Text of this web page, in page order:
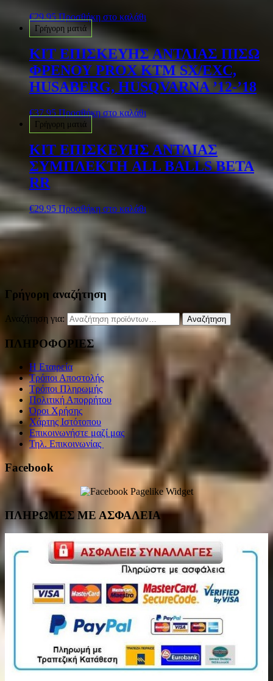
€29.95 Προσθήκη στο καλάθι
Γρήγορη ματιά
ΚΙΤ ΕΠΙΣΚΕΥΗΣ ΑΝΤΛΙΑΣ ΠΙΣΩ
ΦΡΕΝΟΥ PROX KTM SX/EXC,
HUSABERG, HUSQVARNA ’12-’18
€37.95 Προσθήκη στο καλάθι
Γρήγορη ματιά
ΚΙΤ ΕΠΙΣΚΕΥΗΣ ΑΝΤΛΙΑΣ
ΣΥΜΠΛΕΚΤΗ ALL BALLS BETA
RR
€29.95 Προσθήκη στο καλάθι
Γρήγορη αναζήτηση
Αναζήτηση για: Αναζήτηση
ΠΛΗΡΟΦΟΡΙΕΣ
Η Εταιρεία
Τρόποι Αποστολής
Τρόποι Πληρωμής
Πολιτική Απορρήτου
Όροι Χρήσης
Χάρτης Ιστότοπου
Επικοινωνήστε μαζί μας
Τηλ. Επικοινωνίας
Facebook
ΠΛΗΡΩΜΕΣ ΜΕ ΑΣΦΑΛΕΙΑ